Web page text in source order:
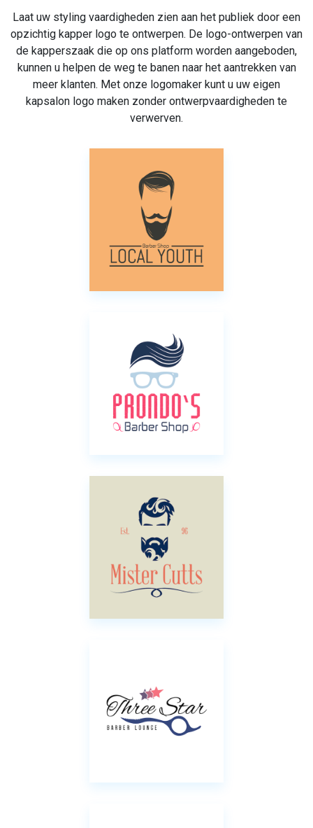
Laat uw styling vaardigheden zien aan het publiek door een
opzichtig kapper logo te ontwerpen. De logo-ontwerpen van
de kapperszaak die op ons platform worden aangeboden,
kunnen u helpen de weg te banen naar het aantrekken van
meer klanten. Met onze logomaker kunt u uw eigen
kapsalon logo maken zonder ontwerpvaardigheden te
verwerven.